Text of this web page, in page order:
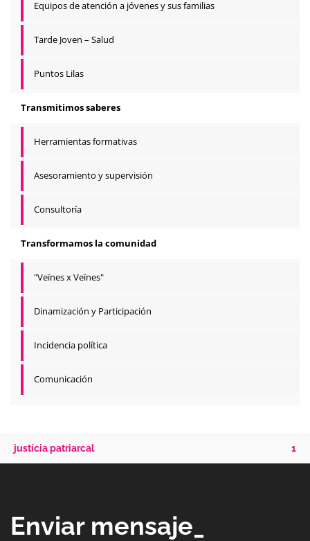
Equipos de atención a jóvenes y sus familias
Tarde Joven – Salud
Puntos Lilas
Transmitimos saberes
Herramientas formativas
Asesoramiento y supervisión
Consultoría
Transformamos la comunidad
"Veïnes x Veïnes"
Dinamización y Participación
Incidencia política
Comunicación
justícia patriarcal 1
Enviar mensaje_